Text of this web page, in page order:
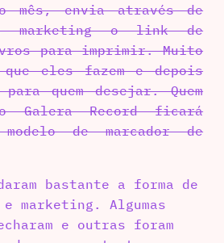
mês, envia através de
marketing o link de
para imprimir. Muito
eles fazem e depois
quem desejar. Quem
Galera Record ficará
de marcador de
bastante a forma de
marketing. Algumas
e outras foram